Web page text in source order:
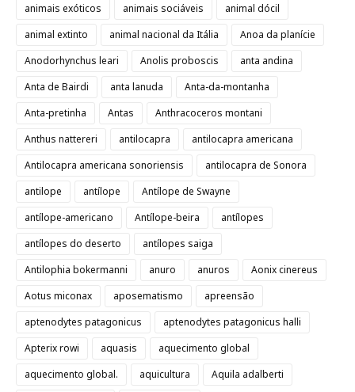
animais exóticos
animais sociáveis
animal dócil
animal extinto
animal nacional da Itália
Anoa da planície
Anodorhynchus leari
Anolis proboscis
anta andina
Anta de Bairdi
anta lanuda
Anta-da-montanha
Anta-pretinha
Antas
Anthracoceros montani
Anthus nattereri
antilocapra
antilocapra americana
Antilocapra americana sonoriensis
antilocapra de Sonora
antilope
antílope
Antílope de Swayne
antílope-americano
Antílope-beira
antílopes
antílopes do deserto
antílopes saiga
Antilophia bokermanni
anuro anuros
Aonix cinereus
Aotus miconax
aposematismo
apreensão
aptenodytes patagonicus
aptenodytes patagonicus halli
Apterix rowi
aquasis
aquecimento global
aquecimento global.
aquicultura
Aquila adalberti